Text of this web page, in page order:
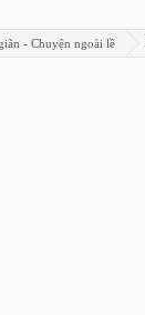
- Chuyện ngoài lề